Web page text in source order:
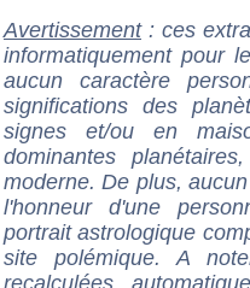
Avertissement: ces
informatiquement pour
aucun caractère
significations des
signes et/ou en
dominantes
moderne. De plus,
l'honneur d'une
portrait astrologique
site polémique. A
recalculées